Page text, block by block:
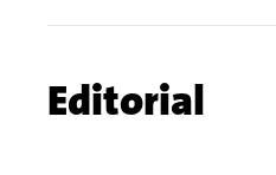
Chapter
name
Editorial